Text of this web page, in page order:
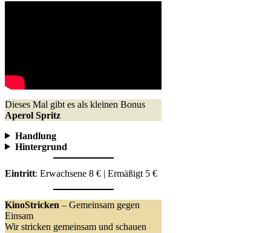
Dieses Mal gibt es als kleinen Bonus
Aperol Spritz
Handlung
Hintergrund
Eintritt: Erwachsene 8 € | Ermäßigt 5 €
KinoStricken – Gemeinsam gegen
Einsam
Wir stricken gemeinsam und schauen